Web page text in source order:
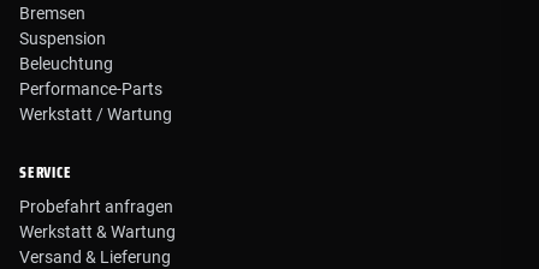
Bremsen
Suspension
Beleuchtung
Performance-Parts
Werkstatt / Wartung
SERVICE
Probefahrt anfragen
Werkstatt & Wartung
Versand & Lieferung